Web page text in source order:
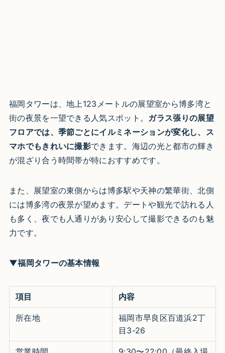
福岡タワーは、地上123メートルの展望室から博多湾と
街の夜景を一望できる人気スポット。 ガラス張りの展望
フロアでは、季節ごとにイルミネーションが変化し、ス
マホでもきれいに撮影できます。海辺の光と都市の輝き
が混ざり合う時間帯が特におすすめです。
また、展望室の東側からは博多駅や天神の繁華街、北側
には博多湾の夜景が望めます。デートや観光で訪れる人
も多く、夜でも人通りがあり安心して撮影できるのも魅
力です。
▼福岡タワーの基本情報
項目 内容
所在地
福岡市早良区百道浜2丁
目3-26